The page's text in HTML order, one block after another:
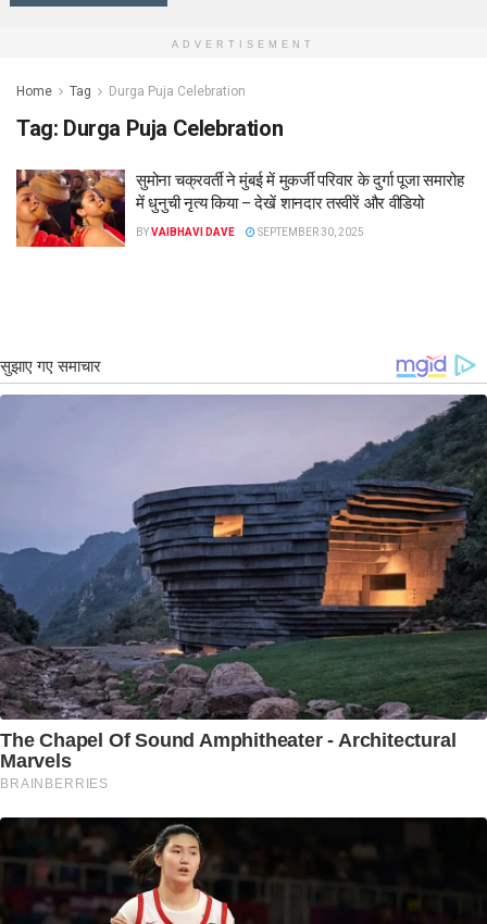
ADVERTISEMENT
Home Tag Durga Puja Celebration
Tag: Durga Puja Celebration
सुमोना चक्रवर्ती ने मुंबई में मुकर्जी परिवार के दुर्गा पूजा समारोह
में धुनुची नृत्य किया – देखें शानदार तस्वीरें और वीडियो
BYVAIBHAVI DAVE SEPTEMBER 30, 2025